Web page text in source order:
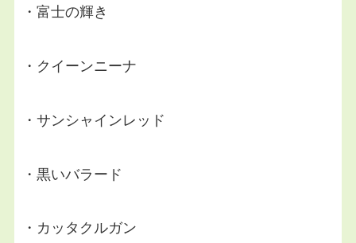
・富士の輝き
・クイーンニーナ
・サンシャインレッド
・黒いバラード
・カッタクルガン